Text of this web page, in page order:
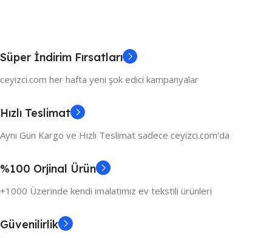
Süper İndirim Fırsatları
ceyizci.com her hafta yeni şok edici kampanyalar
Hızlı Teslimat
Aynı Gün Kargo ve Hızlı Teslimat sadece ceyizci.com'da
%100 Orjinal Ürün
+1000 Üzerinde kendi imalatımız ev tekstili ürünleri
Güvenilirlik